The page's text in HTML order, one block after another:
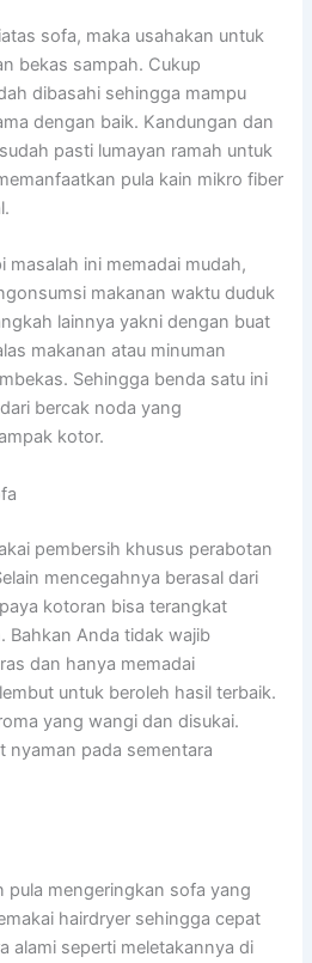
sofa, maka usahakan untuk
bekas sampah. Cukup
dibasahi sehingga mampu
dengan baik. Kandungan dan
pasti lumayan ramah untuk
pula kain mikro fiber
masalah ini memadai mudah,
makanan waktu duduk
lainnya yakni dengan buat
makanan atau minuman
Sehingga benda satu ini
bercak noda yang
kotor.
pembersih khusus perabotan
mencegahnya berasal dari
kotoran bisa terangkat
Bahkan Anda tidak wajib
dan hanya memadai
untuk beroleh hasil terbaik.
yang wangi dan disukai.
nyaman pada sementara
pula mengeringkan sofa yang
hairdryer sehingga cepat
alami seperti meletakannya di